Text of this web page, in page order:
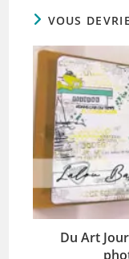
VOUS
Du Art